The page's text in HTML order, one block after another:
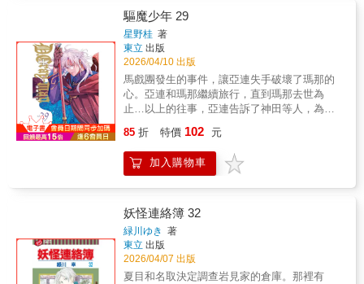
驅魔少年 29
星野桂 著
東立 出版
2026/04/10 出版
馬戲團發生的事件，讓亞連失手破壞了瑪那的
心。亞連和瑪那繼續旅行，直到瑪那去世為
止…以上的往事，亞連告訴了神田等人，為了
家舊書店…。
85 折 特價 102 元
加入購物車
妖怪連絡簿 32
緑川ゆき 著
東立 出版
2026/04/07 出版
夏目和名取決定調查岩見家的倉庫。那裡有